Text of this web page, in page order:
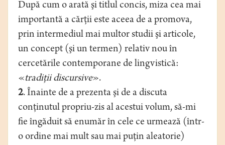
După cum o arată şi titlul concis, miza cea mai
importantă a cărţii este aceea de a promova,
prin intermediul mai multor studii şi articole,
un concept (şi un termen) relativ nou în
cercetările contemporane de lingvistică:
«tradiţii discursive».
2. Înainte de a prezenta şi de a discuta
conţinutul propriu-zis al acestui volum, să-mi
fie îngăduit să enumăr în cele ce urmează (într-
o ordine mai mult sau mai puţin aleatorie)